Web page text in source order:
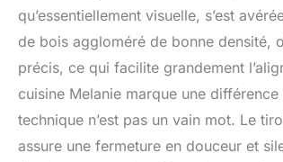
qu’essentiellement visuelle, s’est
de bois aggloméré de bonne densité,
précis, ce qui facilite grandement
cuisine Melanie marque une
technique n’est pas un vain mot. Le
assure une fermeture en douceur et